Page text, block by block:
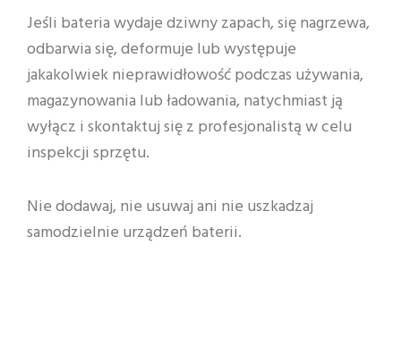
Jeśli bateria wydaje dziwny zapach, się nagrzewa,
odbarwia się, deformuje lub występuje
jakakolwiek nieprawidłowość podczas używania,
magazynowania lub ładowania, natychmiast ją
wyłącz i skontaktuj się z profesjonalistą w celu
inspekcji sprzętu.
Nie dodawaj, nie usuwaj ani nie uszkadzaj
samodzielnie urządzeń baterii.